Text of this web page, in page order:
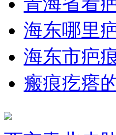
海东哪里
海东市疤
瘢痕疙瘩